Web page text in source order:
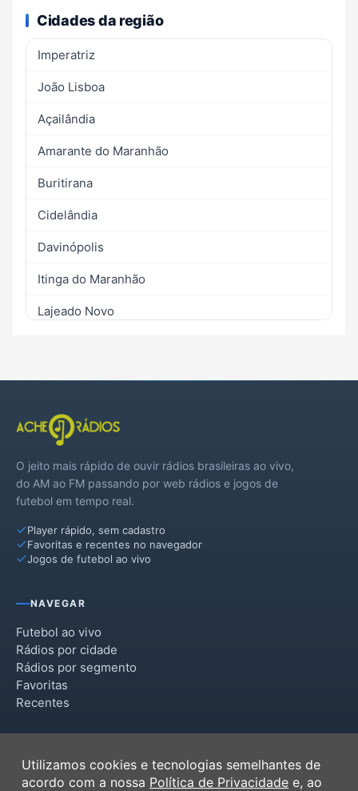
Cidades da região
Imperatriz
João Lisboa
Açailândia
Amarante do Maranhão
Buritirana
Cidelândia
Davinópolis
Itinga do Maranhão
Lajeado Novo
São Pedro da Água Branca
Senador La Rocque
Vila Nova dos Martírios
O jeito mais rápido de ouvir rádios brasileiras ao vivo,
do AM ao FM passando por web rádios e jogos de
futebol em tempo real.
Player rápido, sem cadastro
Favoritas e recentes no navegador
Jogos de futebol ao vivo
NAVEGAR
Futebol ao vivo
Rádios por cidade
Rádios por segmento
Favoritas
Recentes
Termos de Uso
Utilizamos cookies e tecnologias semelhantes de
acordo com a nossa Política de Privacidade e, ao